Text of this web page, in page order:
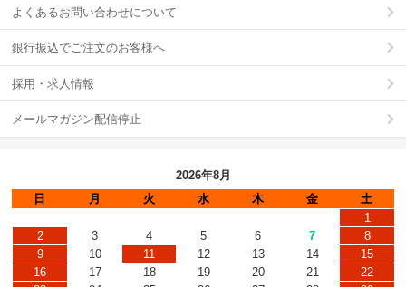
よくあるお問い合わせについて
銀行振込でご注文のお客様へ
採用・求人情報
メールマガジン配信停止
2026年8月
日
月 火 水 木 金
土
1
2
3 4 5 6 7
8
9
10 11 12 13 14
15
16
17 18 19 20 21
22